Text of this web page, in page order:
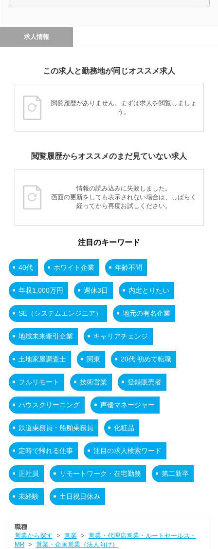
求人情報
この求人と勤務地が同じオススメ求人
閲覧履歴がありません。まずは求人を閲覧しましょ
う。
閲覧履歴からオススメのまだ見ていない求人
情報の読み込みに失敗しました。
画面の更新をしても表示されない場合は、しばらく
経ってから再度お試しください。
注目のキーワード
40代 ホワイト企業 年齢不問
年収1,000万円 週休3日 内定とりたい
SE（システムエンジニア） 地元の有名企業
地域未来牽引企業 キャリアチェンジ
土地家屋調査士 関東 20代 初めて転職
フルリモート 技術営業 登録販売者
ハウスクリーニング 声優マネージャー
鉄道乗務員・船舶乗務員 化粧品
定時で帰れる仕事 注目の求人検索ワード
正社員 リモートワーク・在宅勤務 第二新卒
未経験 土日祝日休み
職種
営業から探す > 営業> 営業・代理店営業・ルートセールス・
MR> 営業・企画営業（法人向け）